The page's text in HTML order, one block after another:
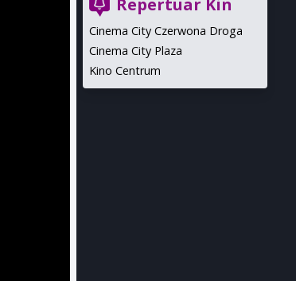
Repertuar Kin
Cinema City Czerwona Droga
Cinema City Plaza
Kino Centrum